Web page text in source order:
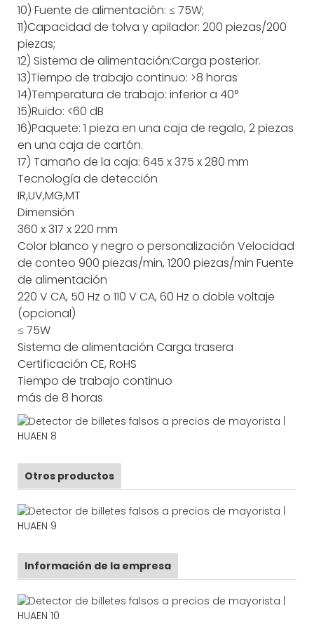
10) Fuente de alimentación: ≤ 75W;
11)Capacidad de tolva y apilador: 200 piezas/200
piezas;
12) Sistema de alimentación:Carga posterior.
13)Tiempo de trabajo continuo: >8 horas
14)Temperatura de trabajo: inferior a 40°
15)Ruido: <60 dB
16)Paquete: 1 pieza en una caja de regalo, 2 piezas
en una caja de cartón.
17) Tamaño de la caja: 645 x 375 x 280 mm
Tecnología de detección
IR,UV,MG,MT
Dimensión
360 x 317 x 220 mm
Colorblanco y negro o personalización Velocidad
de conteo 900 piezas/min, 1200 piezas/min Fuente
de alimentación
220 V CA, 50 Hz o 110 V CA, 60 Hz o doble voltaje
(opcional)
≤ 75W
Sistema de alimentación Carga trasera
Certificación CE, RoHS
Tiempo de trabajo continuo
más de 8 horas
Otros productos
Información de la empresa